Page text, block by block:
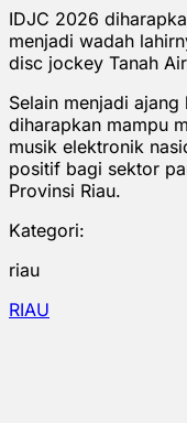
IDJC 2026
menjadi wadah
disc jockey Tanah
Selain menjadi
diharapkan mampu
musik elektronik
positif bagi sektor
Provinsi Riau.
Kategori:
riau
RIAU